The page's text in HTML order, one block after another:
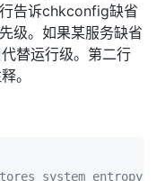
告诉chkconfig缺省
级。如果某服务缺省
代替运行级。第二行
。
system entropy